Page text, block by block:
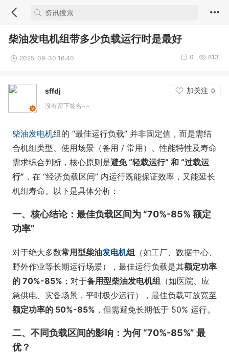
柴油发电机组带多少负载运行时是最好
2025-09-30 16:40 813
0
sffdj 加关注 0
没有留下签名~~
柴油发电机组的 “最佳运行负载” 并非固定值，而是需结
合机组类型、使用场景（备用 / 常用）、性能特性及寿命
需求综合判断，核心原则是避免 “轻载运行” 和 “过载运
行” ，在 “经济负载区间” 内运行既能保证效率，又能延长
机组寿命。以下是具体分析：
一、核心结论：最佳负载区间为 “70%-85% 额定
功率”
对于绝大多数常用型柴油发电机组 （如工厂、数据中心、
野外作业等长期运行场景），最佳运行负载是其额定功率
的 70%-85% ；对于备用型柴油发电机组 （如医院、应
急供电、灾备场景，平时极少运行），最佳负载可放宽至
额定功率的 50%-85% ，但需避免长期低于 50% 运行。
二、不同负载区间的影响：为何 “70%-85%” 最
优？